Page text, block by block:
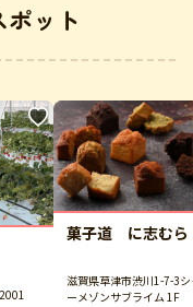
ット
菓子道 に志むら
滋賀県草津市渋川1-7-3
ーメゾンサブライム 1F